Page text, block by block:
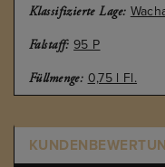
Klassifizierte Lage:
Falstaff: 95 P
Füllmenge: 0,75 l Fl.